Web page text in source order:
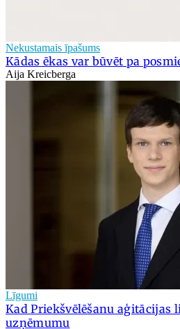
Nekustamais īpašums
Kādas ēkas var būvēt pa
Aija Kreicberga
Līgumi
Kad Priekšvēlēšanu aģitācijas
uzņēmumu